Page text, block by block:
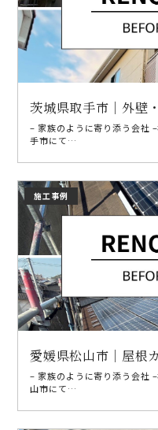
茨城県取手市｜外壁
– 家族のように寄り添う会社
手市にて…
施工事例
愛媛県松山市｜屋根
– 家族のように寄り添う会社
山市にて…